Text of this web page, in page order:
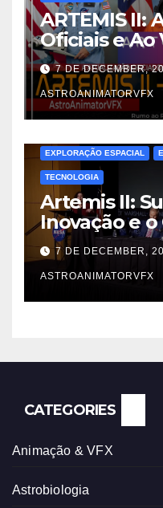
ARTEMIS II:
Oficiais e Ao
7 DE DECEMBER,
ASTROANIMATORVFX
EXPLORAÇÃO ESPACIAL
TECNOLOGIA
Artemis II:
Inovação e
Engenharia
7 DE DECEMBER,
ASTROANIMATORVFX
CATEGORIES
Animação & VFX
Astrobiologia